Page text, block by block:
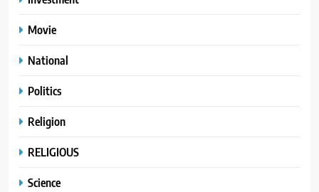
Movie
National
Politics
Religion
RELIGIOUS
Science